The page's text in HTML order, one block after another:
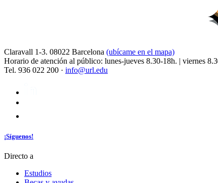
Claravall 1-3. 08022 Barcelona (ubícame en el mapa)
Horario de atención al público: lunes-jueves 8.30-18h. | viernes
Tel. 936 022 200 · info@url.edu
¡Síguenos!
Directo a
Estudios